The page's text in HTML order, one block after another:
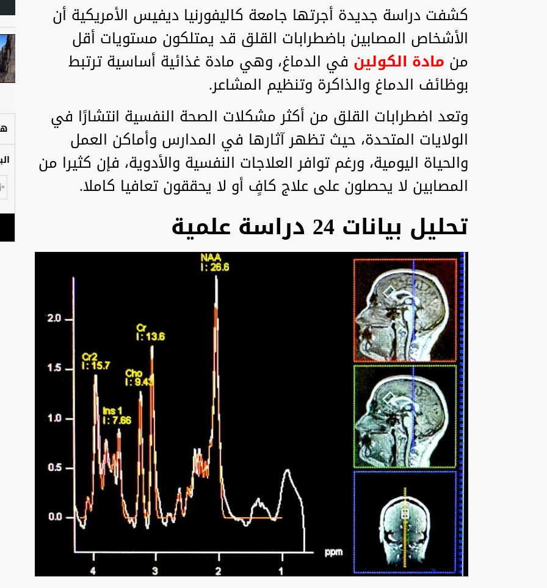
كشفت دراسة جديدة أجرتها جامعة كاليفورنيا ديفيس الأمريكية أن
الأشخاص المصابين باضطرابات القلق قد يمتلكون مستويات أقل
من مادة الكولين في الدماغ، وهي مادة غذائية أساسية ترتبط
بوظائف الدماغ والذاكرة وتنظيم المشاعر.
وتعد اضطرابات القلق من أكثر مشكلات الصحة النفسية انتشارًا في
الولايات المتحدة، حيث تظهر آثارها في المدارس وأماكن العمل
والحياة اليومية، ورغم توافر العلاجات النفسية والأدوية، فإن كثيرا من
المصابين لا يحصلون على علاج كافٍ أو لا يحققون تعافيا كاملا.
تحليل بيانات 24 دراسة علمية